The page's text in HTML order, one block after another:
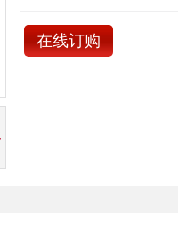
在线订购